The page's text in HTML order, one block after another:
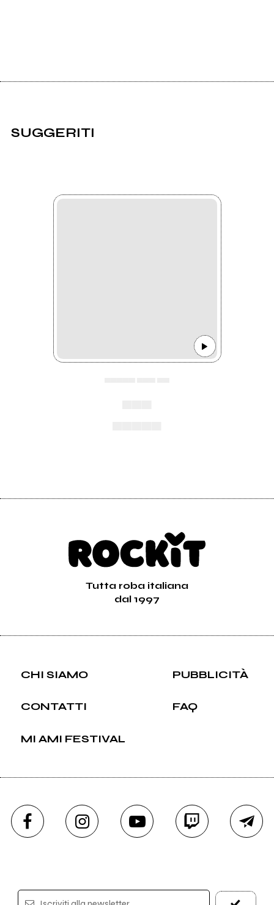
SUGGERITI
Tutta roba italiana
dal 1997
CHI SIAMO PUBBLICITÀ
CONTATTI FAQ
MI AMI FESTIVAL